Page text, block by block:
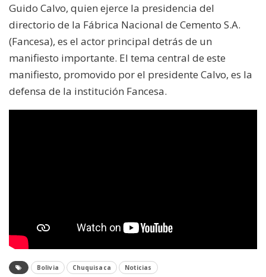
Guido Calvo, quien ejerce la presidencia del
directorio de la Fábrica Nacional de Cemento S.A.
(Fancesa), es el actor principal detrás de un
manifiesto importante. El tema central de este
manifiesto, promovido por el presidente Calvo, es la
defensa de la institución Fancesa.
Bolivia Chuquisaca Noticias